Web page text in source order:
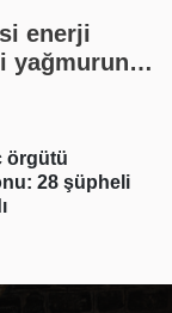
enerji
yağmuruna
örgütü
28 şüpheli